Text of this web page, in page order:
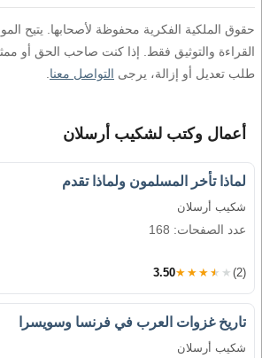
حقوق الملكية الفكرية محفوظة لأصحابها. يتيح
القراءة والتوثيق فقط. إذا كنت صاحب الحق أو
طلب تعديل أو إزالة، يرجى التواصل معنا
أعمال وكتب لشكيب أرسلان
لماذا تأخر المسلمون ولماذا تقدم
شكيب أرسلان
عدد الصفحات: 168
3.50★★★★★ (2)
تاريخ غزوات العرب في فرنسا وسويسرا
شكيب أرسلان